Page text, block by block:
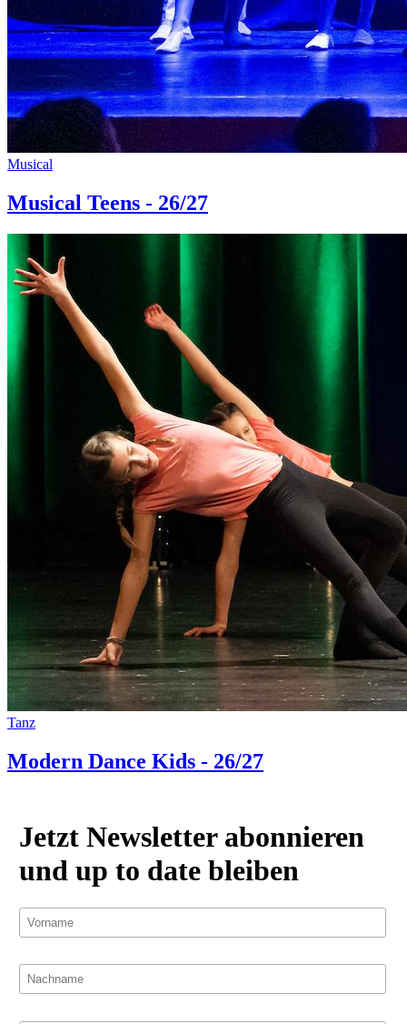
Musical
Musical Teens - 26/27
Tanz
Modern Dance Kids - 26/27
Jetzt Newsletter abonnieren
und up to date bleiben